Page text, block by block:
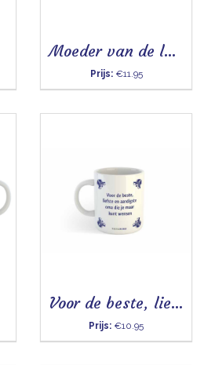
Moeder van de leukste kinderen (bloem) - Mok
Prijs:€11.95
Voor de beste, liefste en aardigste oma - Mok
Prijs: €10.95